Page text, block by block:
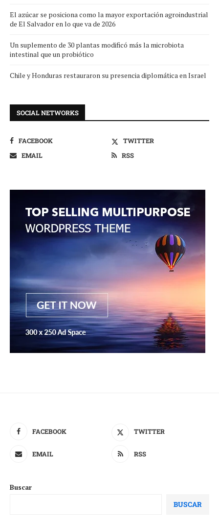
El azúcar se posiciona como la mayor exportación agroindustrial
de El Salvador en lo que va de 2026
Un suplemento de 30 plantas modificó más la microbiota
intestinal que un probiótico
Chile y Honduras restauraron su presencia diplomática en Israel
SOCIAL NETWORKS
FACEBOOK
TWITTER
EMAIL
RSS
FACEBOOK TWITTER
EMAIL RSS
Buscar
BUSCAR